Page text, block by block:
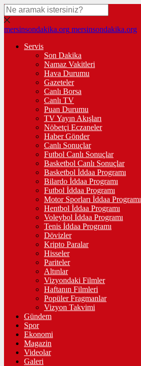
mersinsondakika.org mersinsondakika.org
Servis
Son Dakika
Namaz Vakitleri
Hava Durumu
Gazeteler
Canlı Borsa
Canlı TV
Puan Durumu
TV Yayın Akışları
Nöbetçi Eczaneler
Haber Gönder
Canlı Sonuçlar
Futbol Canlı Sonuçlar
Basketbol Canlı Sonuçlar
Basketbol İddaa Programı
Bilardo İddaa Programı
Futbol İddaa Programı
Motor Sporları İddaa Programı
Hentbol İddaa Programı
Voleybol İddaa Programı
Tenis İddaa Programı
Dövizler
Kripto Paralar
Hisseler
Pariteler
Altınlar
Vizyondaki Filmler
Haftanın Filmleri
Popüler Fragmanlar
Vizyon Takvimi
Gündem
Spor
Ekonomi
Magazin
Videolar
Galeri